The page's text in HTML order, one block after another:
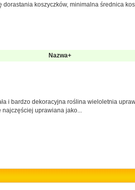
dorastania koszyczków, minimalna średnica
Nazwa+
i bardzo dekoracyjna roślina wieloletnia
uprawiana jako...